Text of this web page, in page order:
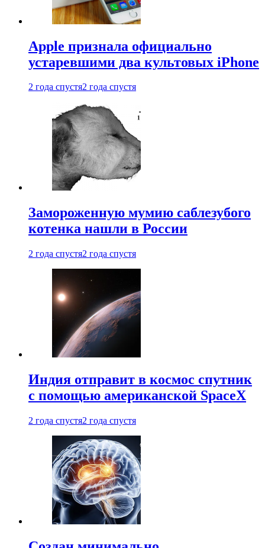
Apple признала официально
устаревшими два культовых iPhone
2 года спустя2 года спустя
Замороженную мумию саблезубого
котенка нашли в России
2 года спустя2 года спустя
Индия отправит в космос спутник
с помощью американской SpaceX
2 года спустя2 года спустя